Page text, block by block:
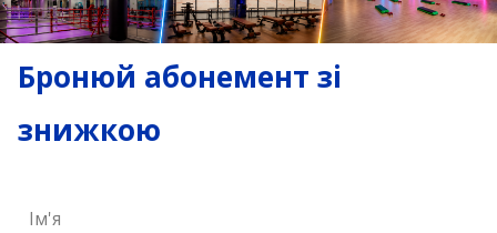
Бронюй абонемент зі
знижкою
Ім'я